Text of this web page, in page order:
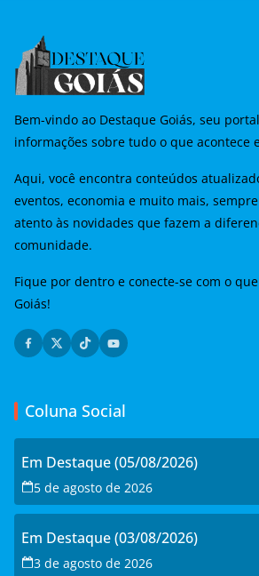
Bem-vindo ao Destaque Goiás, seu
informações sobre tudo o que acontece
Aqui, você encontra conteúdos
eventos, economia e muito mais,
atento às novidades que fazem a
comunidade.
Fique por dentro e conecte-se com o
Goiás!
Coluna Social
Em Destaque (05/08/2026)
5 de agosto de 2026
Em Destaque (03/08/2026)
3 de agosto de 2026